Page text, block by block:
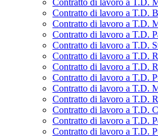
Contratto di lavoro a T.D.
Contratto di lavoro a T.D.
Contratto di lavoro a T.D.
Contratto di lavoro a T.D.
Contratto di lavoro a T.D.
Contratto di lavoro a T.D.
Contratto di lavoro a T.D.
Contratto di lavoro a T.D.
Contratto di lavoro a T.D.
Contratto di lavoro a T.D.
Contratto di lavoro a T.D.
Contratto di lavoro a T.D.
Contratto di lavoro a T.D.